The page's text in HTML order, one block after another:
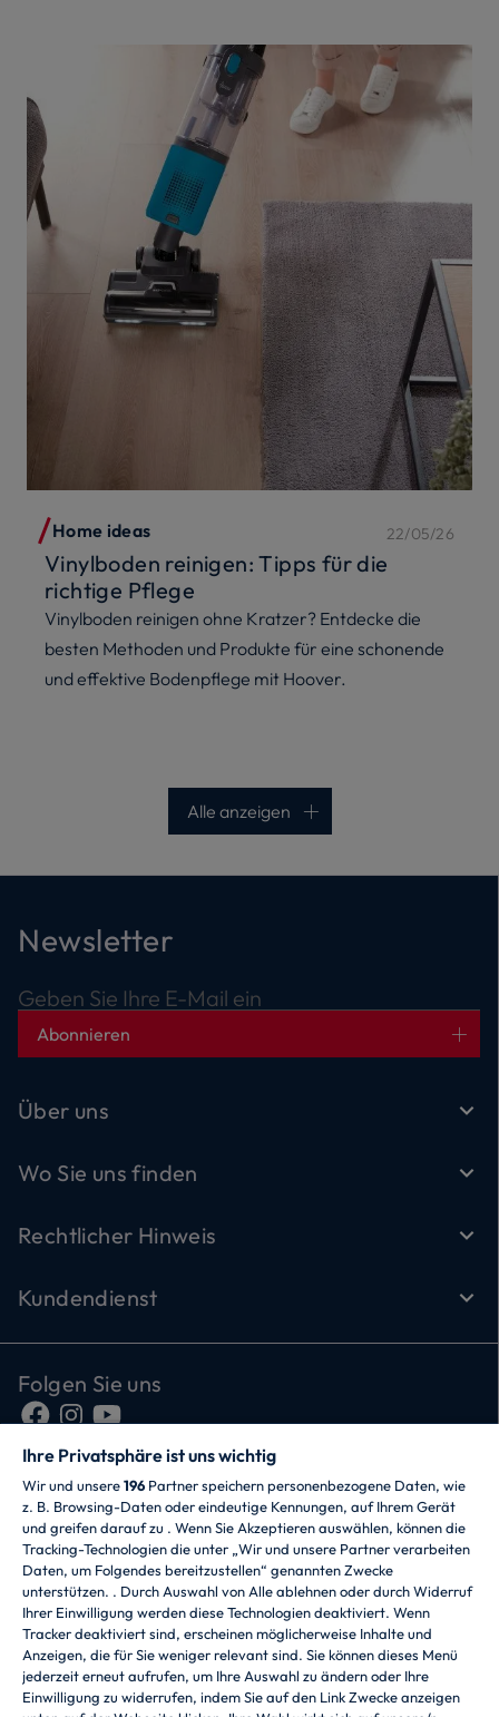
Home ideas 22/05/26
Vinylboden reinigen: Tipps für die
richtige Pflege
Vinylboden reinigen ohne Kratzer? Entdecke die
besten Methoden und Produkte für eine schonende
und effektive Bodenpflege mit Hoover.
Alle anzeigen
Newsletter
Geben Sie Ihre E-Mail ein
Abonnieren
Über uns
Wo Sie uns finden
Rechtlicher Hinweis
Kundendienst
Folgen Sie uns
CANDY HOOVER GROUP S.r.I. - mit
Alleingesellschafter - RECHTSSITZ: Via Comolli 57 -
20861 Brugherio (MB) - Italien - VERWALTUNGSSITZE:
Via Privata Eden Fumagalli snc - 20861 Brugherio (MB)
und Via Trento 20/A-22 - 20871 Vimercate (MB) - Italien
- Tel.: +39.039.2086.1 - Fax: +39.039.2086.237 -
Ihre Privatsphäre ist uns wichtig
Wir und unsere196 Partner speichern personenbezogene Daten, wie
z. B. Browsing-Daten oder eindeutige Kennungen, auf Ihrem Gerät
und greifen darauf zu . Wenn Sie Akzeptieren auswählen, können die
Tracking-Technologien die unter „Wir und unsere Partner verarbeiten
Daten, um Folgendes bereitzustellen“ genannten Zwecke
unterstützen. . Durch Auswahl von Alle ablehnen oder durch Widerruf
Ihrer Einwilligung werden diese Technologien deaktiviert. Wenn
Tracker deaktiviert sind, erscheinen möglicherweise Inhalte und
Anzeigen, die für Sie weniger relevant sind. Sie können dieses Menü
jederzeit erneut aufrufen, um Ihre Auswahl zu ändern oder Ihre
Einwilligung zu widerrufen, indem Sie auf den Link Zwecke anzeigen